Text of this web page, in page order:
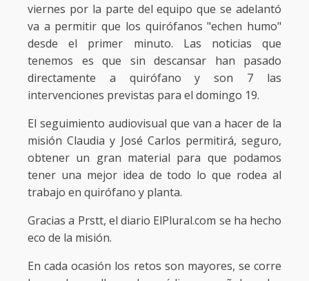
viernes por la parte del equipo que se adelantó
va a permitir que los quirófanos "echen humo"
desde el primer minuto. Las noticias que
tenemos es que sin descansar han pasado
directamente a quirófano y son 7 las
intervenciones previstas para el domingo 19.
El seguimiento audiovisual que van a hacer de la
misión Claudia y José Carlos permitirá, seguro,
obtener un gran material para que podamos
tener una mejor idea de todo lo que rodea al
trabajo en quirófano y planta.
Gracias a Prstt, el diario ElPlural.com se ha hecho
eco de la misión.
En cada ocasión los retos son mayores, se corre